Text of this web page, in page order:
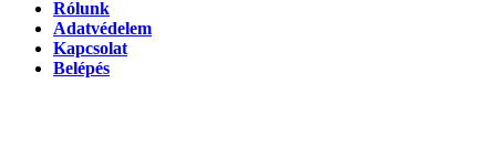
Rólunk
Adatvédelem
Kapcsolat
Belépés